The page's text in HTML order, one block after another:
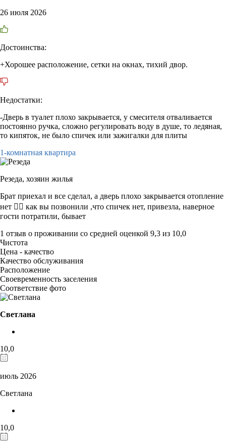
26 июля 2026
Достоинства:
+Хорошее расположение, сетки на окнах, тихий двор.
Недостатки:
-Дверь в туалет плохо закрывается, у смесителя отваливается
постоянно ручка, сложно регулировать воду в душе, то ледяная,
то кипяток, не было спичек или зажигалки для плиты
1-комнатная квартира
Резеда, хозяин жилья
Брат приехал и все сделал, а дверь плохо закрывается отопление
нет 🤷‍♀️ как вы позвонили ,что спичек нет, привезла, наверное
гости потратили, бывает
1 отзыв о проживании со средней оценкой 9,3 из 10,0
Чистота
Цена - качество
Качество обслуживания
Расположение
Своевременность заселения
Соответствие фото
Светлана
10,0
июль 2026
Светлана
10,0